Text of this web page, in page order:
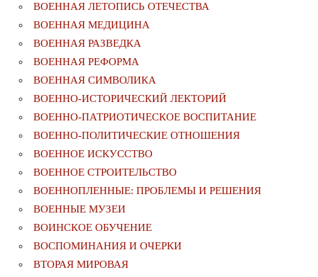
ВОЕННАЯ ЛЕТОПИСЬ ОТЕЧЕСТВА
ВОЕННАЯ МЕДИЦИНА
ВОЕННАЯ РАЗВЕДКА
ВОЕННАЯ РЕФОРМА
ВОЕННАЯ СИМВОЛИКА
ВОЕННО-ИСТОРИЧЕСКИЙ ЛЕКТОРИЙ
ВОЕННО-ПАТРИОТИЧЕСКОЕ ВОСПИТАНИЕ
ВОЕННО-ПОЛИТИЧЕСКИE ОТНОШЕНИЯ
ВОЕННОЕ ИСКУССТВО
ВОЕННОЕ СТРОИТЕЛЬСТВО
ВОЕННОПЛЕННЫЕ: ПРОБЛЕМЫ И РЕШЕНИЯ
ВОЕННЫЕ МУЗЕИ
ВОИНСКОЕ ОБУЧЕНИЕ
ВОСПОМИНАНИЯ И ОЧЕРКИ
ВТОРАЯ МИРОВАЯ